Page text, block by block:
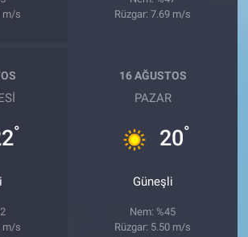
m/s
Rüzgar: 7.69 m/s
°
m/s
16 AĞUSTOS
PAZAR
20°
Güneşli
Nem: %45
Rüzgar: 5.50 m/s